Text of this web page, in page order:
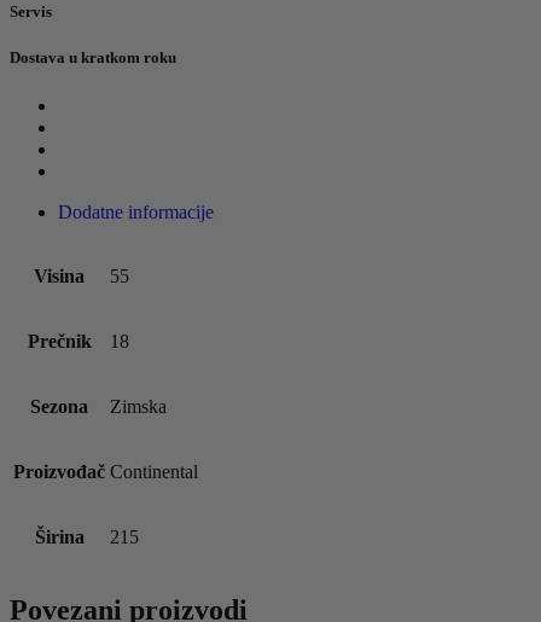
Servis
Dostava u kratkom roku
Dodatne informacije
Visina 55
Prečnik 18
Sezona Zimska
Proizvođač Continental
Širina 215
Povezani proizvodi